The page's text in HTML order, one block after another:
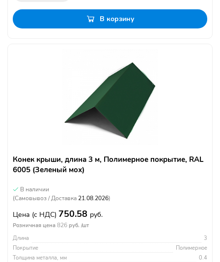
В корзину
Конек крыши, длина 3 м, Полимерное покрытие, RAL
6005 (Зеленый мох)
В наличии
(Самовывоз / Доставка 21.08.2026)
Цена (с НДС) 750.58 руб.
Розничная цена 826 руб. /шт
Длина
3
Покрытие
Полимерное
Толщина металла, мм
0.4